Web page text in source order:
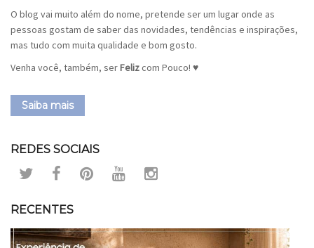
O blog vai muito além do nome, pretende ser um lugar onde as
pessoas gostam de saber das novidades, tendências e inspirações,
mas tudo com muita qualidade e bom gosto.
Venha você, também, serFelizcom Pouco! ♥
Saiba mais
REDES SOCIAIS
RECENTES